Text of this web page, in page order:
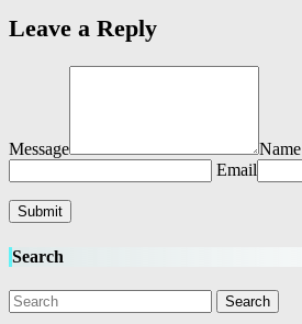
Leave a Reply
Message
Name
Email
Search